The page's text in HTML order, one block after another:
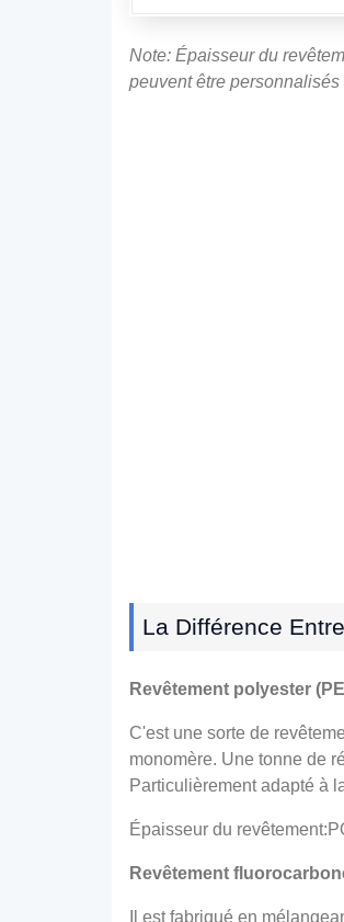
Note: Épaisseur du
peuvent être
La Différence
Revêtement polyester
C'est une sorte de
monomère. Une tonne de
Particulièrement adapté à
Épaisseur du
Revêtement
Il est fabriqué en